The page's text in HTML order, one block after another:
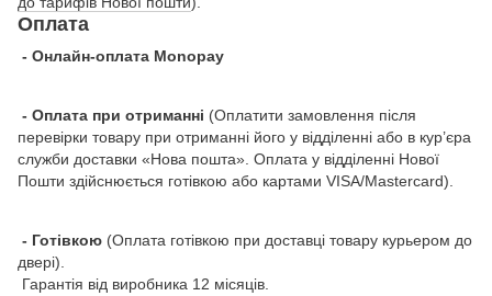
Оплата
- Онлайн-оплата Monopay
- Оплата при отриманні (Оплатити замовлення після
перевірки товару при отриманні його у відділенні або в кур’єра
служби доставки «Нова пошта». Оплата у відділенні Нової
Пошти здійснюється готівкою або картами VISA/Mastercard).
- Готівкою (Оплата готівкою при доставці товару курьером до
двері).
Гарантія від виробника 12 місяців.